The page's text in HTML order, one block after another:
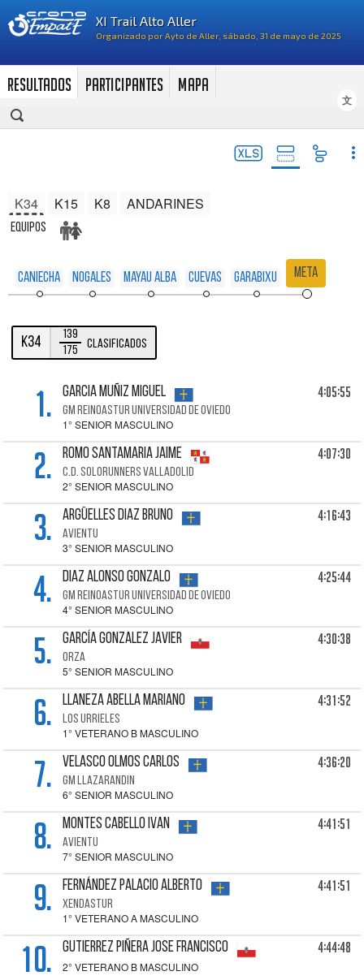
RESULTADOS PARTICIPANTES MAPA
文
K34 K15 K8 ANDARINES
Equipos
Caniecha Nogales Mayau Alba Cuevas Garabixu Meta
K34
139
175
Clasificados
1. GARCIA MUÑIZ Miguel
GM REINOASTUR UNIVERSIDAD DE OVIEDO
1° SENIOR MASCULINO
4:05:55
2. ROMO SANTAMARIA Jaime
C.D. SOLORUNNERS VALLADOLID
2° SENIOR MASCULINO
4:07:30
3. ARGÜELLES DIAZ Bruno
AVIENTU
3° SENIOR MASCULINO
4:16:43
4. DIAZ ALONSO Gonzalo
GM REINOASTUR UNIVERSIDAD DE OVIEDO
4° SENIOR MASCULINO
4:25:44
5. GARCÍA GONZALEZ Javier
ORZA
5° SENIOR MASCULINO
4:30:38
6. LLANEZA ABELLA Mariano
LOS URRIELES
1° VETERANO B MASCULINO
4:31:52
7. VELASCO OLMOS Carlos
GM LLAZARANDIN
6° SENIOR MASCULINO
4:36:20
8. MONTES CABELLO Ivan
AVIENTU
7° SENIOR MASCULINO
4:41:51
9. FERNÁNDEZ PALACIO Alberto
XENDASTUR
1° VETERANO A MASCULINO
4:41:51
10. GUTIERREZ PIÑERA Jose Francisco
2° VETERANO B MASCULINO
4:44:48